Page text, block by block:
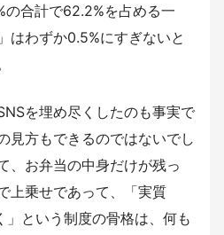
の合計で62.2%を占める一
はわずか0.5%にすぎないと
を埋め尽くしたのも事実で
見方もできるのではないでし
、お弁当の中身だけが残っ
上乗せであって、「実質
という制度の骨格は、何も